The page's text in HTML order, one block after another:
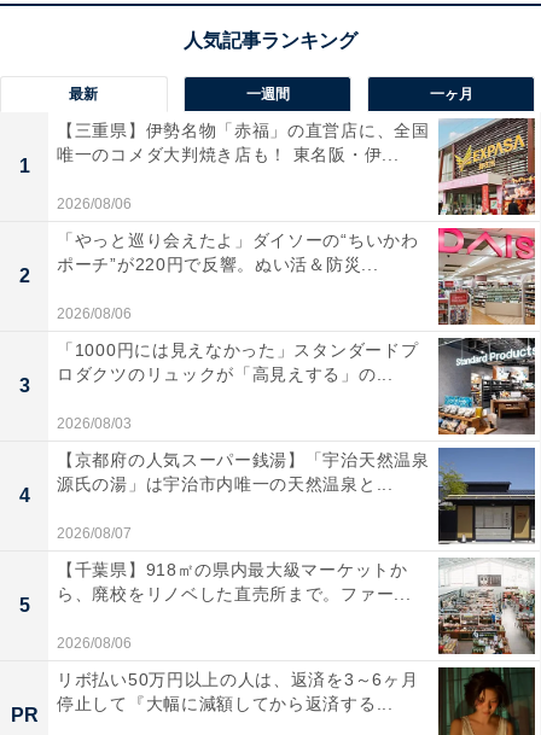
最新 一週間 一ヶ月
1
【三重県】伊勢名物「赤福」の直営店に、全国
唯一のコメダ大判焼き店も！ 東名阪・伊...
2026/08/06
2
「やっと巡り会えたよ」ダイソーの“ちいかわ
ポーチ”が220円で反響。ぬい活＆防災...
2026/08/06
3
「1000円には見えなかった」スタンダードプ
ロダクツのリュックが「高見えする」の...
2026/08/03
4
【京都府の人気スーパー銭湯】「宇治天然温泉
源氏の湯」は宇治市内唯一の天然温泉と...
2026/08/07
5
【千葉県】918㎡の県内最大級マーケットか
ら、廃校をリノベした直売所まで。ファー...
2026/08/06
PR
リボ払い50万円以上の人は、返済を3～6ヶ月
停止して『大幅に減額してから返済する...